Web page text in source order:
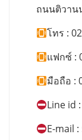
ถนนติวาน
โทร :
แฟกซ์ :
มือถือ :
Line id
E-mail :